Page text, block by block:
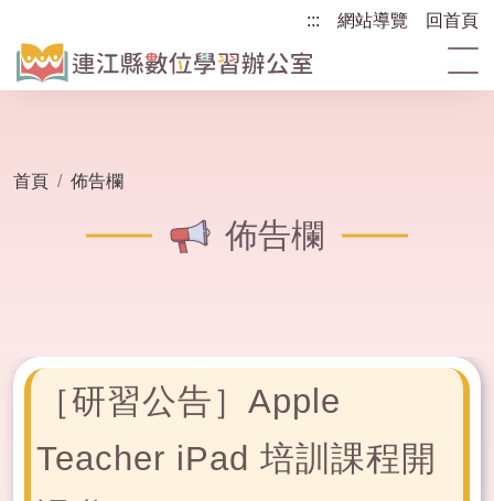
要
::: 網站導覽 回首頁
首頁 佈告欄
佈告欄
［研習公告］Apple
Teacher iPad 培訓課程開